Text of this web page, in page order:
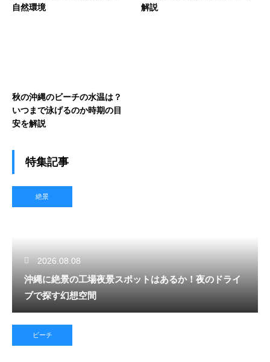
自然環境
解説
秋の沖縄のビーチの水温は？
いつまで泳げるのか時期の目
安を解説
特集記事
絶景
2026.08.08
沖縄に絶景の工場夜景スポットはあるか！夜のドライ
ブで探す幻想空間
ビーチ